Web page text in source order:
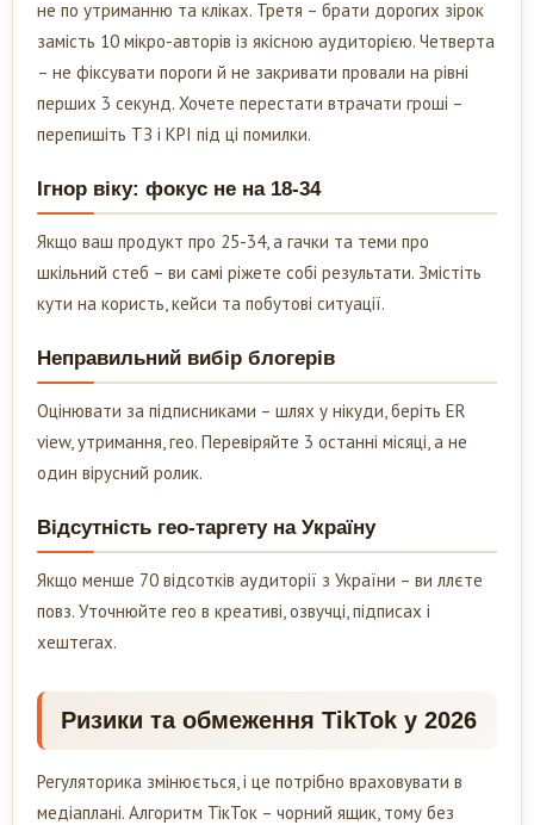
не по утриманню та кліках. Третя – брати дорогих зірок
замість 10 мікро-авторів із якісною аудиторією. Четверта
– не фіксувати пороги й не закривати провали на рівні
перших 3 секунд. Хочете перестати втрачати гроші –
перепишіть ТЗ і KPI під ці помилки.
Ігнор віку: фокус не на 18-34
Якщо ваш продукт про 25-34, а гачки та теми про
шкільний стеб – ви самі ріжете собі результати. Змістіть
кути на користь, кейси та побутові ситуації.
Неправильний вибір блогерів
Оцінювати за підписниками – шлях у нікуди, беріть ER
view, утримання, гео. Перевіряйте 3 останні місяці, а не
один вірусний ролик.
Відсутність гео-таргету на Україну
Якщо менше 70 відсотків аудиторії з України – ви ллєте
повз. Уточнюйте гео в креативі, озвучці, підписах і
хештегах.
Ризики та обмеження TikTok у 2026
Регуляторика змінюється, і це потрібно враховувати в
медіаплані. Алгоритм ТікТок – чорний ящик, тому без